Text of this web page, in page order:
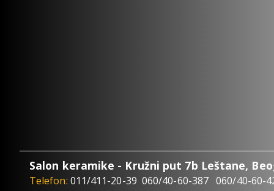
Salon keramike - Kružni put 7b Leštane,
Telefon: 011/411-20-39 060/40-60-387 060/40-60-